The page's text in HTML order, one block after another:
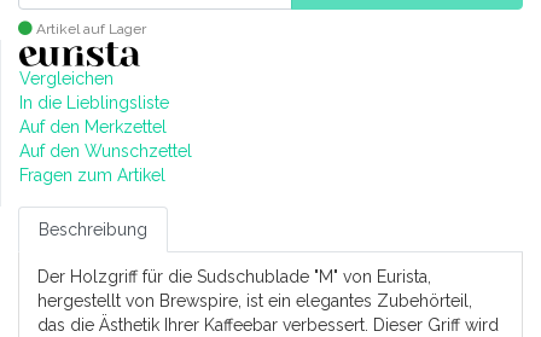
Artikel auf Lager
Vergleichen
In die Lieblingsliste
Auf den Merkzettel
Auf den Wunschzettel
Fragen zum Artikel
Beschreibung
Der Holzgriff für die Sudschublade "M" von Eurista,
hergestellt von Brewspire, ist ein elegantes Zubehörteil,
das die Ästhetik Ihrer Kaffeebar verbessert. Dieser Griff wird